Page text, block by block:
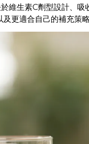
維生素C劑型設計、吸
更適合自己的補充策略